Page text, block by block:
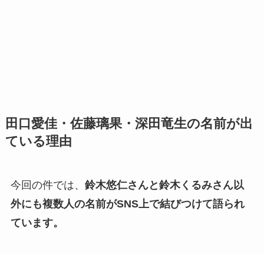
田口愛佳・佐藤璃果・深田竜生の名前が出
ている理由
今回の件では、 鈴木悠仁さんと鈴木くるみさん以
外にも複数人の名前がSNS上で結びつけて語られ
ています。